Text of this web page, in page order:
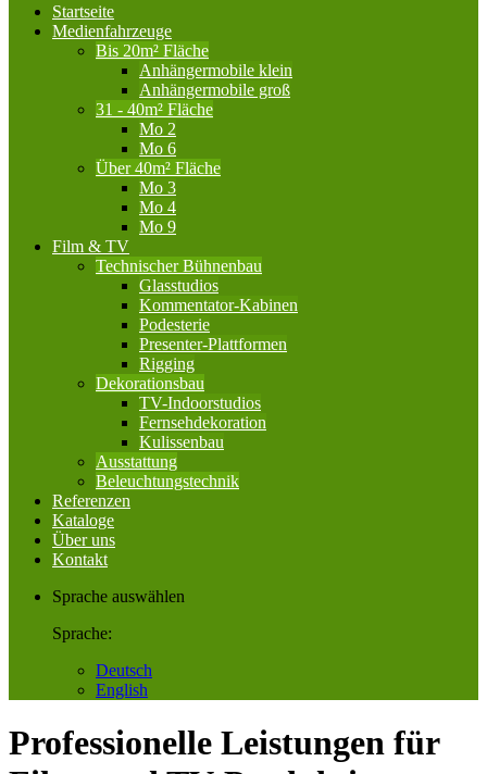
Startseite
Medienfahrzeuge
Bis 20m² Fläche
Anhängermobile klein
Anhängermobile groß
31 - 40m² Fläche
Mo 2
Mo 6
Über 40m² Fläche
Mo 3
Mo 4
Mo 9
Film & TV
Technischer Bühnenbau
Glasstudios
Kommentator-Kabinen
Podesterie
Presenter-Plattformen
Rigging
Dekorationsbau
TV-Indoorstudios
Fernsehdekoration
Kulissenbau
Ausstattung
Beleuchtungstechnik
Referenzen
Kataloge
Über uns
Kontakt
Sprache auswählen
Sprache:
Deutsch
English
Professionelle Leistungen für